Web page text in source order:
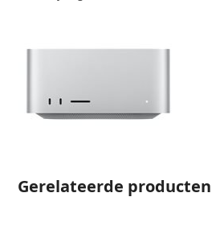
Gerelateerde producten